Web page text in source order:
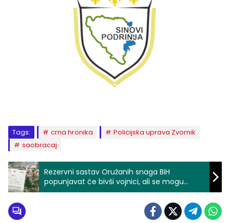
Tags: crna hronika
Policijska uprava Zvornik
saobracaj
Rezervni sastav Oružanih snaga BiH
popunjavat će bivši vojnici, ali se mogu
prijaviti i civili bez vojnog iskustva